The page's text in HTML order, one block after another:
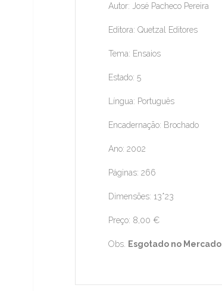
Autor: José Pacheco Pereira
Editora: Quetzal Editores
Tema: Ensaios
Estado: 5
Língua: Português
Encadernação: Brochado
Ano: 2002
Páginas: 266
Dimensões: 13*23
Preço: 8,00 €
Obs. Esgotado no Mercado